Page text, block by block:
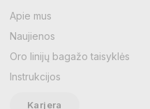
El. paštas
Apie mus
Naujienos
Oro linijų bagažo taisyklės
Instrukcijos
Karjera